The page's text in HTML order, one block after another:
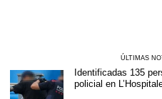
ÚLTIMAS
Identificadas 135
policial en